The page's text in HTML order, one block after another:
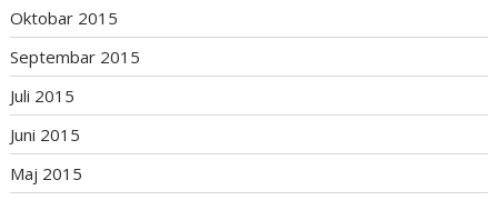
Oktobar 2015
Septembar 2015
Juli 2015
Juni 2015
Maj 2015